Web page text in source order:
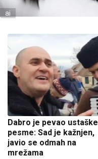
ai
Dabro je pevao ustaške
pesme: Sad je kažnjen,
javio se odmah na
mrežama